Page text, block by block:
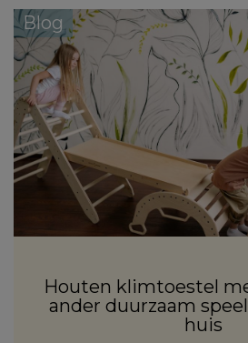
Blog
Houten klimtoestel
ander duurzaam
huis